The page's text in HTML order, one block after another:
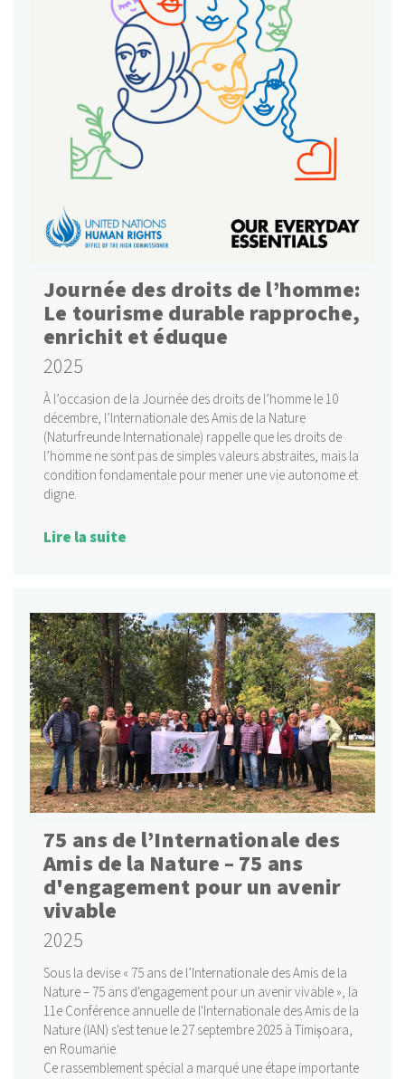
Journée des droits de l’homme:
Le tourisme durable rapproche,
enrichit et éduque
2025
À l’occasion de la Journée des droits de l’homme le 10
décembre, l’Internationale des Amis de la Nature
(Naturfreunde Internationale) rappelle que les droits de
l’homme ne sont pas de simples valeurs abstraites, mais la
condition fondamentale pour mener une vie autonome et
digne.
Lire la suite
75 ans de l’Internationale des
Amis de la Nature – 75 ans
d'engagement pour un avenir
vivable
2025
Sous la devise « 75 ans de l’Internationale des Amis de la
Nature – 75 ans d'engagement pour un avenir vivable », la
11e Conférence annuelle de l'Internationale des Amis de la
Nature (IAN) s'est tenue le 27 septembre 2025 à Timișoara,
en Roumanie.
Ce rassemblement spécial a marqué une étape importante